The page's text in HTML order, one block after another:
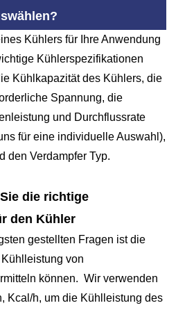
Kühlers für Ihre Anwendung
Kühlerspezifikationen
Kühlkapazität des Kühlers, die
Spannung, die
und Durchflussrate
für eine individuelle Auswahl),
den Verdampfer Typ.
die richtige
den Kühler
gestellten Fragen ist die
von
können. Wir verwenden
Kcal/h, um die Kühlleistung des